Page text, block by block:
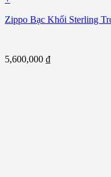
Zippo Bạc Khối Sterling
5,600,000 ₫